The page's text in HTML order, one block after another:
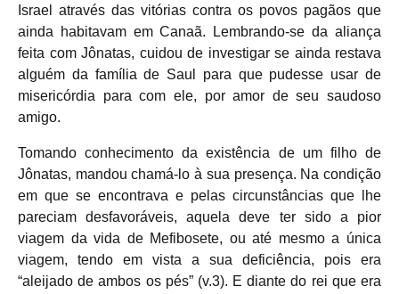
Israel através das vitórias contra os povos pagãos que
ainda habitavam em Canaã. Lembrando-se da aliança
feita com Jônatas, cuidou de investigar se ainda restava
alguém da família de Saul para que pudesse usar de
misericórdia para com ele, por amor de seu saudoso
amigo.
Tomando conhecimento da existência de um filho de
Jônatas, mandou chamá-lo à sua presença. Na condição
em que se encontrava e pelas circunstâncias que lhe
pareciam desfavoráveis, aquela deve ter sido a pior
viagem da vida de Mefibosete, ou até mesmo a única
viagem, tendo em vista a sua deficiência, pois era
“aleijado de ambos os pés” (v.3). E diante do rei que era